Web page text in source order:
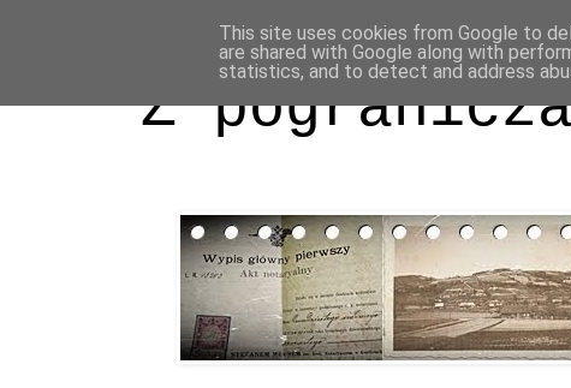
Z
This site uses cookies from Google to
are shared with Google along with
statistics, and to detect and address